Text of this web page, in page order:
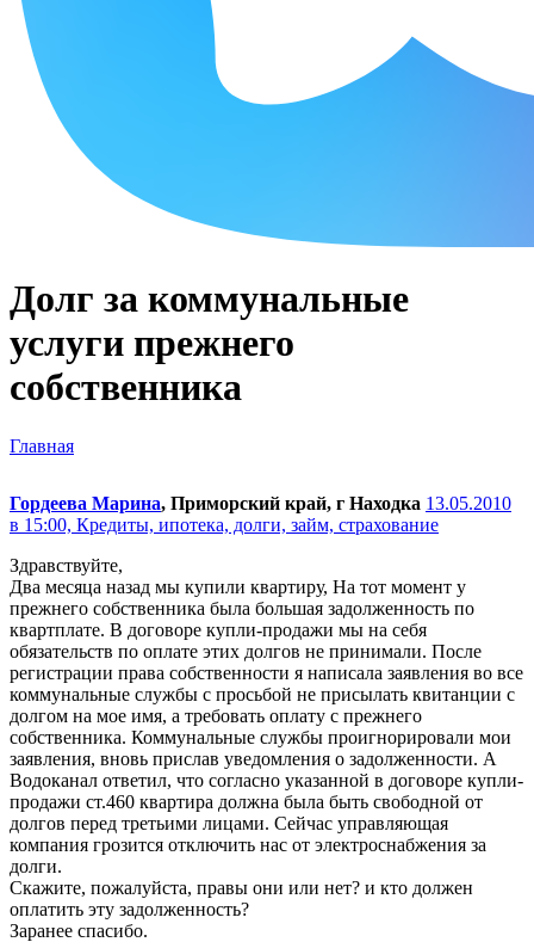
Долг за коммунальные
услуги прежнего
собственника
Главная
Гордеева Марина, Приморский край, г Находка 13.05.2010
в 15:00, Кредиты, ипотека, долги, займ, страхование
Здравствуйте,
Два месяца назад мы купили квартиру, На тот момент у
прежнего собственника была большая задолженность по
квартплате. В договоре купли-продажи мы на себя
обязательств по оплате этих долгов не принимали. После
регистрации права собственности я написала заявления во все
коммунальные службы с просьбой не присылать квитанции с
долгом на мое имя, а требовать оплату с прежнего
собственника. Коммунальные службы проигнорировали мои
заявления, вновь прислав уведомления о задолженности. А
Водоканал ответил, что согласно указанной в договоре купли-
продажи ст.460 квартира должна была быть свободной от
долгов перед третьими лицами. Сейчас управляющая
компания грозится отключить нас от электроснабжения за
долги.
Скажите, пожалуйста, правы они или нет? и кто должен
оплатить эту задолженность?
Заранее спасибо.